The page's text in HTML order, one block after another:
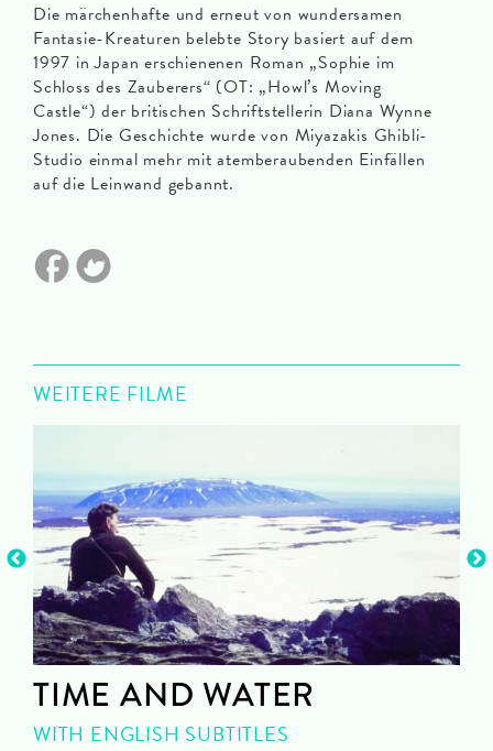
Die märchenhafte und erneut von wundersamen
Fantasie-Kreaturen belebte Story basiert auf dem
1997 in Japan erschienenen Roman „Sophie im
Schloss des Zauberers“ (OT: „Howl’s Moving
Castle“) der britischen Schriftstellerin Diana Wynne
Jones. Die Geschichte wurde von Miyazakis Ghibli-
Studio einmal mehr mit atemberaubenden Einfällen
auf die Leinwand gebannt.
WEITERE FILME
TIME AND WATER
WITH ENGLISH SUBTITLES